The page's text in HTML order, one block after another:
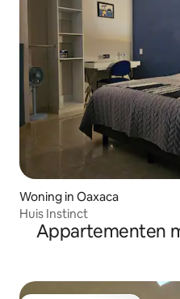
Woning in Oaxaca
Huis Instinct
Appartementen